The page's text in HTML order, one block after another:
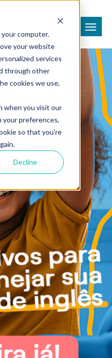
computer.
your website
services
through other
cookies we use,
when you visit our
your preferences,
so that you're
Decline